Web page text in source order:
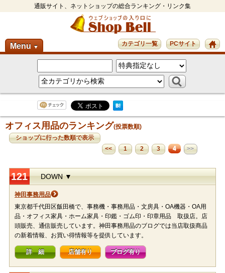
通販サイト、ネットショップの総合ランキング・リンク集
Menu ▼ PCサイト
カテゴリ一覧
オフィス用品のランキング(投票数順)
ショップに行った数順で表示
<<
1 2 3 4 >>
121 DOWN ▼
神田事務用品
東京都千代田区飯田橋で、事務機・事務用品・文房具・OA機器・OA用
品・オフィス家具・ホーム家具・印鑑・ゴム印・印章用品 取扱店。店
頭販売、通信販売しています。神田事務用品のブログでは当店取扱商品
の新着情報、お買い得情報等を提供しています。
詳 細 店舗有り ブログ有り